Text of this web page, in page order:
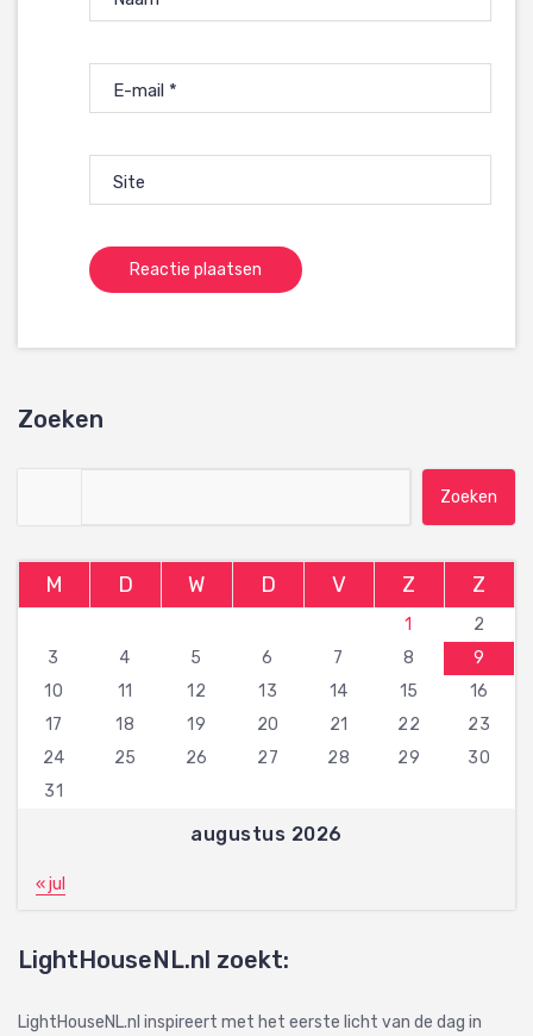
E-mail *
Site
Zoeken
augustus 2026
M D W D V Z Z
1
2
3
4 5 6 7 8
9
10
11 12 13 14 15
16
17
18 19 20 21 22
23
24
25 26 27 28 29
30
31
« jul
LightHouseNL.nl zoekt:
LightHouseNL.nl inspireert met het eerste licht van de dag in